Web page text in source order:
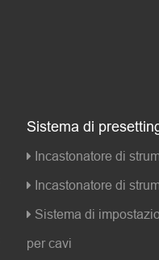
Sistema di
Incastonatore di
Incastonatore di
Sistema di
per cavi